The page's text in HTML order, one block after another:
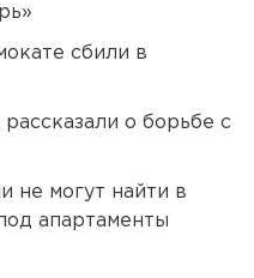
сбили в
о борьбе с
не могут найти в
апартаменты